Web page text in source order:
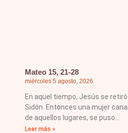
Mateo 15, 21-28
miércoles 5 agosto, 2026
En aquel tiempo, Jesús se
Sidón. Entonces una mujer
de aquellos lugares, se puso
Leer más »